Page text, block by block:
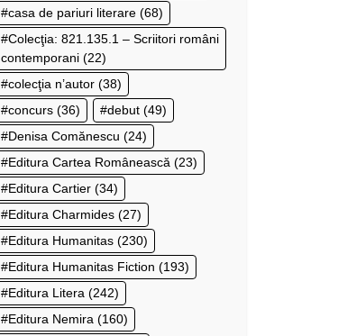
casa de pariuri literare (68)
Colecţia: 821.135.1 – Scriitori români
contemporani (22)
colecţia n’autor (38)
concurs (36) debut (49)
Denisa Comănescu (24)
Editura Cartea Românească (23)
Editura Cartier (34)
Editura Charmides (27)
Editura Humanitas (230)
Editura Humanitas Fiction (193)
Editura Litera (242)
Editura Nemira (160)